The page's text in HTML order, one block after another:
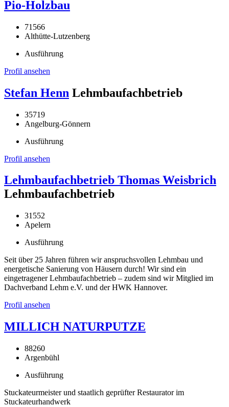
Pio-Holzbau
71566
Althütte-Lutzenberg
Ausführung
Profil ansehen
Stefan Henn Lehmbaufachbetrieb
35719
Angelburg-Gönnern
Ausführung
Profil ansehen
Lehmbaufachbetrieb Thomas Weisbrich
Lehmbaufachbetrieb
31552
Apelern
Ausführung
Seit über 25 Jahren führen wir anspruchsvollen Lehmbau und
energetische Sanierung von Häusern durch! Wir sind ein
eingetragener Lehmbaufachbetrieb – zudem sind wir Mitglied im
Dachverband Lehm e.V. und der HWK Hannover.
Profil ansehen
MILLICH NATURPUTZE
88260
Argenbühl
Ausführung
Stuckateurmeister und staatlich geprüfter Restaurator im
Stuckateurhandwerk